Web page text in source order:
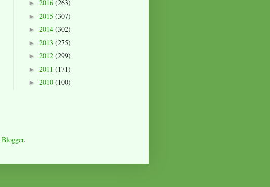
► 2016 (263)
► 2015 (307)
► 2014 (302)
► 2013 (275)
► 2012 (299)
► 2011 (171)
► 2010 (100)
Blogger.